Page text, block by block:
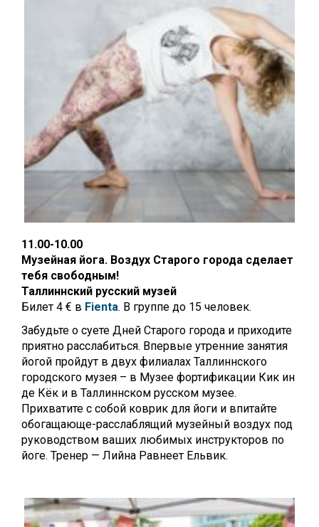
11.00-10.00
Музейная йога. Воздух Старого города сделает
тебя свободным!
Таллиннский русский музей
Билет 4 € в Fienta. В группе до 15 человек.
Забудьте о суете Дней Старого города и приходите
приятно расслабиться. Впервые утренние занятия
йогой пройдут в двух филиалах Таллиннского
городского музея – в Музее фортификации Кик ин
де Кёк и в Таллиннском русском музее.
Прихватите с собой коврик для йоги и впитайте
обогащающе-расслаблящий музейный воздух под
руководством ваших любимых инструкторов по
йоге. Тренер — Лийна Равнеет Ельвик.